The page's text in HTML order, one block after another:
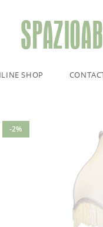
SHOP
-2%